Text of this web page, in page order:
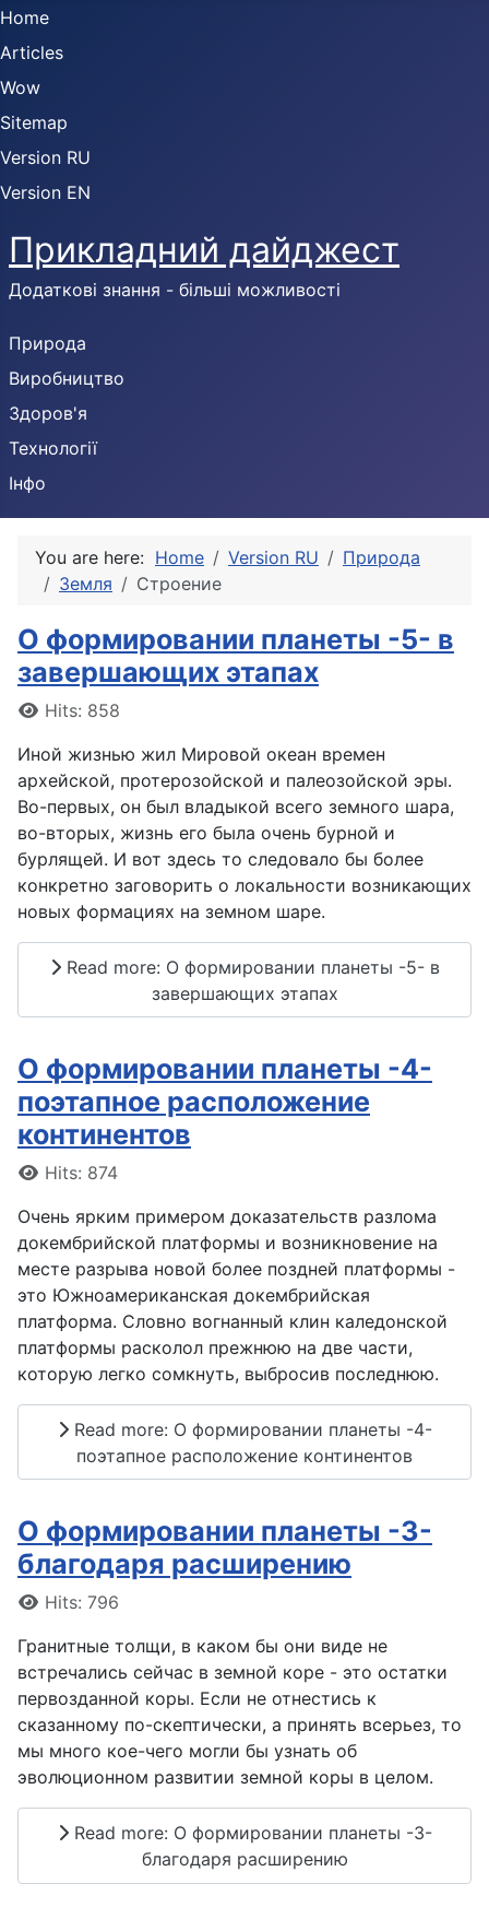
Home
Articles
Wow
Sitemap
Version RU
Version EN
Прикладний дайджест
Додаткові знання - більші можливості
Природа
Виробництво
Здоров'я
Технології
Інфо
You are here: Home Version RU
Природа
Земля
Строение
О формировании планеты -5- в
завершающих этапах
DetailsHits: 858
Иной жизнью жил Мировой океан времен
архейской, протерозойской и палеозойской эры.
Во-первых, он был владыкой всего земного шара,
во-вторых, жизнь его была очень бурной и
бурлящей. И вот здесь то следовало бы более
конкретно заговорить о локальности возникающих
новых формациях на земном шаре.
Read more: О формировании планеты -5- в
завершающих этапах
О формировании планеты -4-
поэтапное расположение
континентов
DetailsHits: 874
Очень ярким примером доказательств разлома
докембрийской платформы и возникновение на
месте разрыва новой более поздней платформы -
это Южноамериканская докембрийская
платформа. Словно вогнанный клин каледонской
платформы расколол прежнюю на две части,
которую легко сомкнуть, выбросив последнюю.
Read more: О формировании планеты -4-
поэтапное расположение континентов
О формировании планеты -3-
благодаря расширению
DetailsHits: 796
Гранитные толщи, в каком бы они виде не
встречались сейчас в земной коре - это остатки
первозданной коры. Если не отнестись к
сказанному по-скептически, а принять всерьез, то
мы много кое-чего могли бы узнать об
эволюционном развитии земной коры в целом.
Read more: О формировании планеты -3-
благодаря расширению